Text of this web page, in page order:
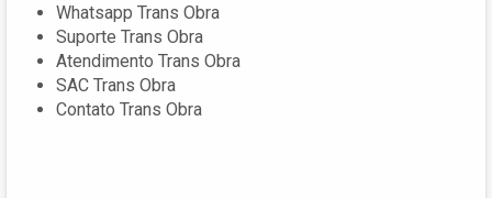
Whatsapp Trans Obra
Suporte Trans Obra
Atendimento Trans Obra
SAC Trans Obra
Contato Trans Obra